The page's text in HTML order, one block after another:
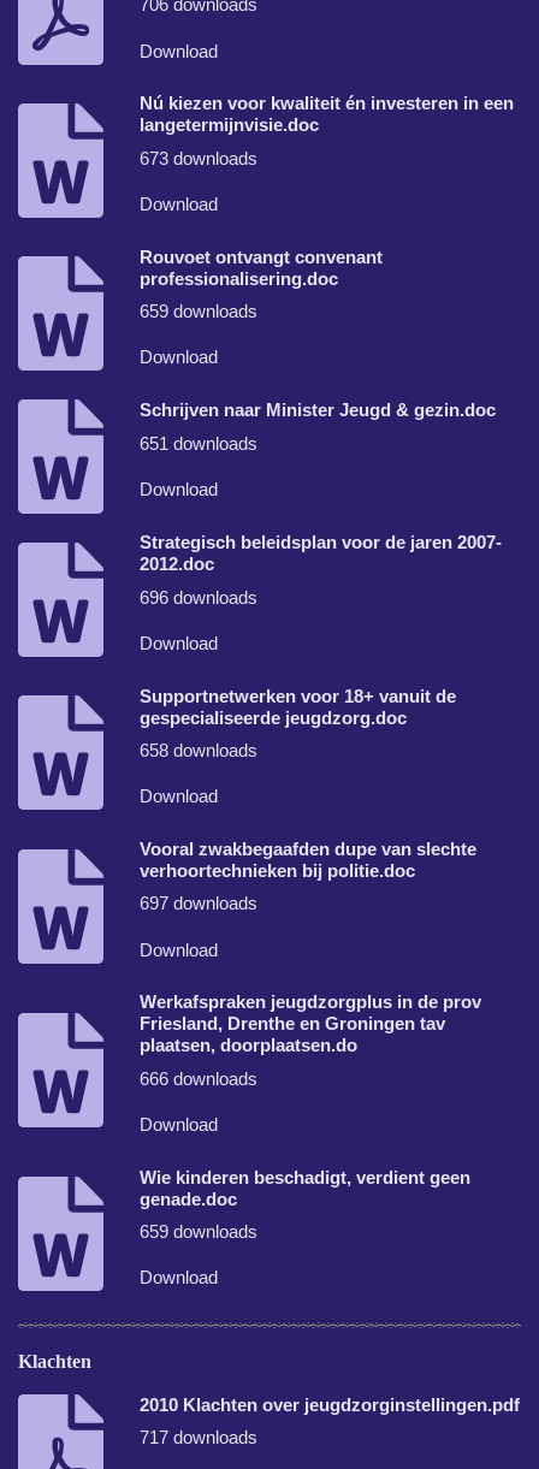
706 downloads
Download
Nú kiezen voor kwaliteit én investeren in een
langetermijnvisie.doc
673 downloads
Download
Rouvoet ontvangt convenant
professionalisering.doc
659 downloads
Download
Schrijven naar Minister Jeugd & gezin.doc
651 downloads
Download
Strategisch beleidsplan voor de jaren 2007-
2012.doc
696 downloads
Download
Supportnetwerken voor 18+ vanuit de
gespecialiseerde jeugdzorg.doc
658 downloads
Download
Vooral zwakbegaafden dupe van slechte
verhoortechnieken bij politie.doc
697 downloads
Download
Werkafspraken jeugdzorgplus in de prov
Friesland, Drenthe en Groningen tav
plaatsen, doorplaatsen.do
666 downloads
Download
Wie kinderen beschadigt, verdient geen
genade.doc
659 downloads
Download
Klachten
2010 Klachten over jeugdzorginstellingen.pdf
717 downloads